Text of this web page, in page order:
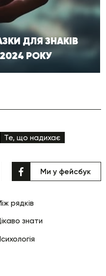
ДЛЯ ЗНАКІВ
РОКУ
Те, що надихає
рядків
знати
Ми у фейсбук